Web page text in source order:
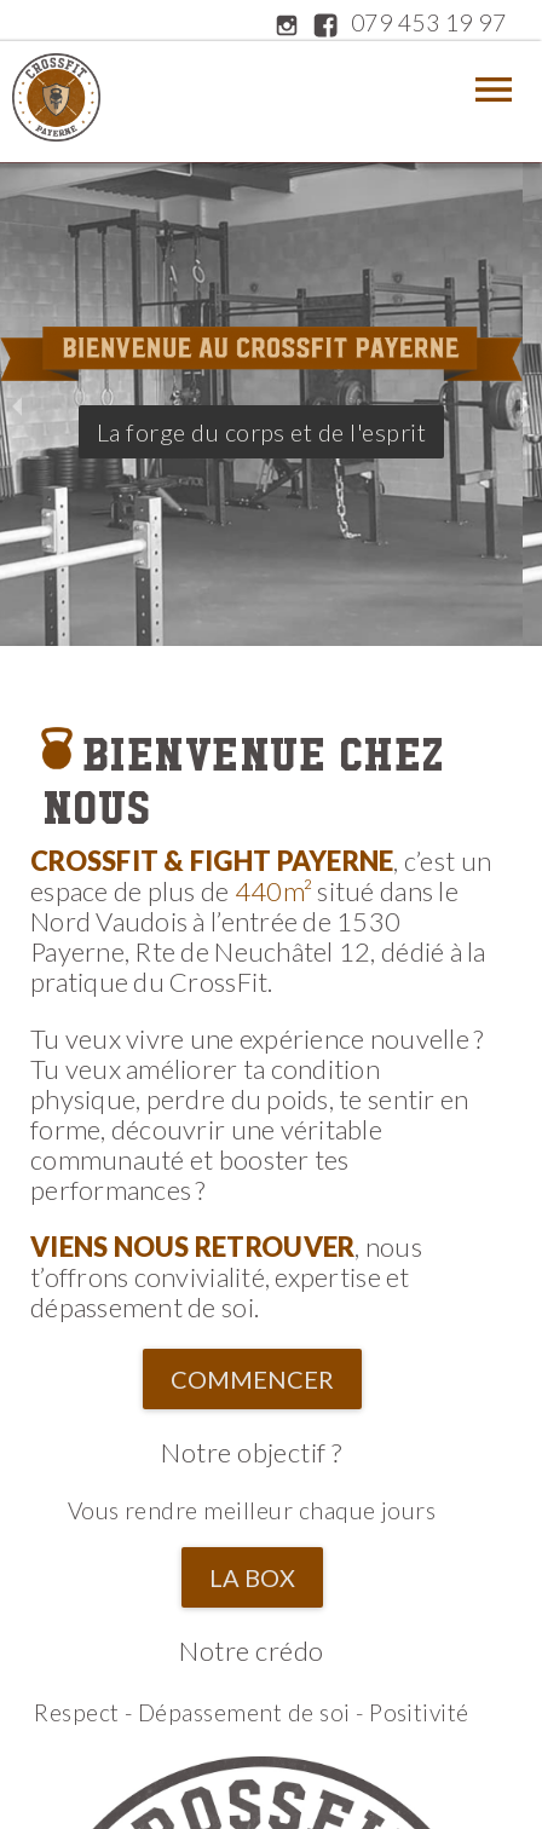
079 453 19 97
La forge du corps et de l'esprit
Bienvenue chez
nous
CROSSFIT & FIGHT PAYERNE, c’est un
espace de plus de 440m²situé dans le
Nord Vaudois à l’entrée de 1530
Payerne, Rte de Neuchâtel 12, dédié à la
pratique du CrossFit.
Tu veux vivre une expérience nouvelle ?
Tu veux améliorer ta condition
physique, perdre du poids, te sentir en
forme, découvrir une véritable
communauté et booster tes
performances ?
VIENS NOUS RETROUVER, nous
t’offrons convivialité, expertise et
dépassement de soi.
COMMENCER
Notre objectif ?
Vous rendre meilleur chaque jours
LA BOX
Notre crédo
Respect - Dépassement de soi - Positivité